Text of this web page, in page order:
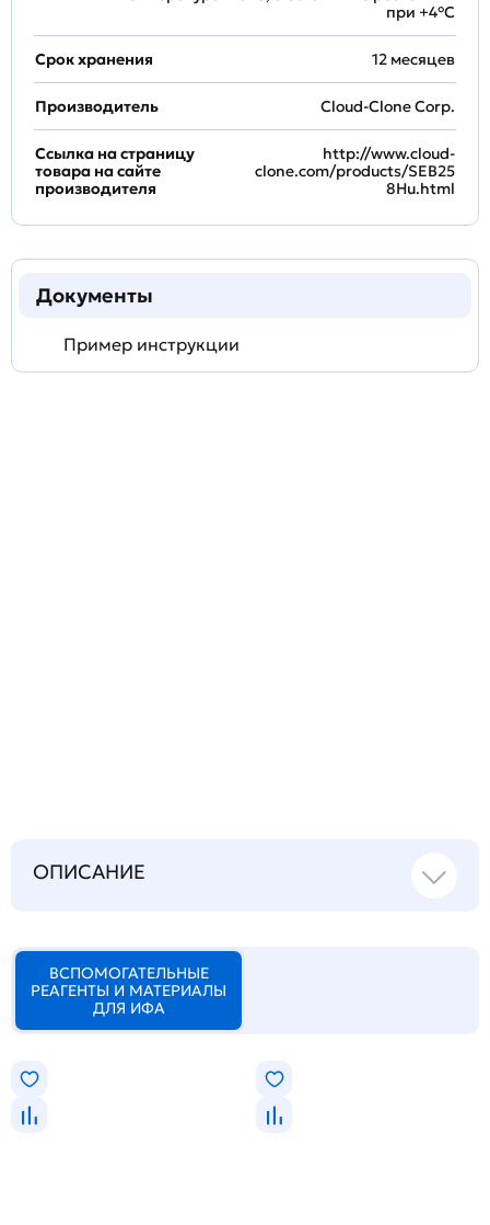
при +4°С
Срок хранения 12 месяцев
Производитель Cloud-Clone Corp.
Ссылка на страницу
товара на сайте
производителя
http://www.cloud-
clone.com/products/SEB25
8Hu.html
Документы
Пример инструкции
ОПИСАНИЕ
ВСПОМОГАТЕЛЬНЫЕ
РЕАГЕНТЫ И МАТЕРИАЛЫ
ДЛЯ ИФА